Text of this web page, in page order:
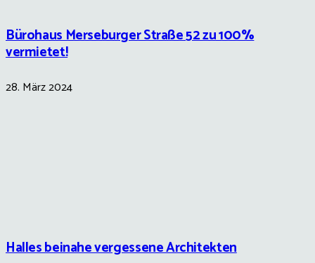
Bürohaus Merseburger Straße 52 zu 100%
vermietet!
28. März 2024
Halles beinahe vergessene Architekten